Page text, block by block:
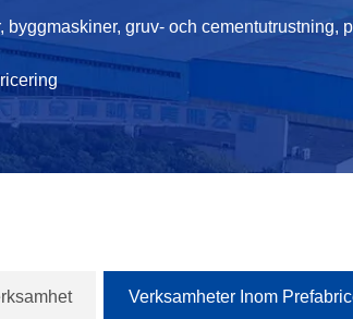
gruv- och cementutrustning,
Verksamheter Inom